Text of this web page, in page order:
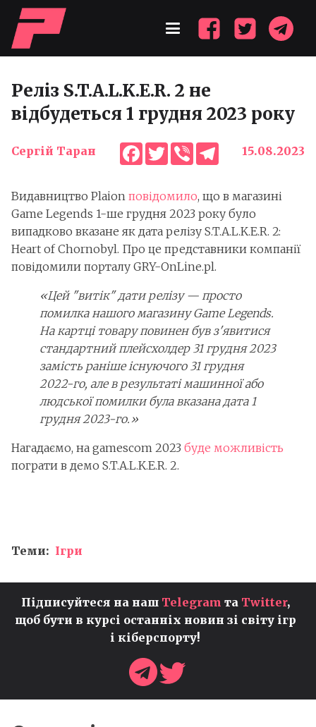
Реліз S.T.A.L.K.E.R. 2 не
відбудеться 1 грудня 2023 року
Сергій Таран Facebook
Twitter
ViberTelegram
15.08.2023
Видавництво Plaion повідомило, що в магазині
Game Legends 1-ше грудня 2023 року було
випадково вказане як дата релізу S.T.A.L.K.E.R. 2:
Heart of Chornobyl. Про це представники компанії
повідомили порталу GRY-OnLine.pl.
«Цей "витік" дати релізу — просто
помилка нашого магазину Game Legends.
На картці товару повинен був з'явитися
стандартний плейсхолдер 31 грудня 2023
замість раніше існуючого 31 грудня
2022-го, але в результаті машинної або
людської помилки була вказана дата 1
грудня 2023-го.»
Нагадаємо, на gamescom 2023 буде можливість
пограти в демо S.T.A.L.K.E.R. 2.
Теми: Ігри
Підписуйтеся на наш Telegram та Twitter,
щоб бути в курсі останніх новин зі світу ігр
і кіберспорту!